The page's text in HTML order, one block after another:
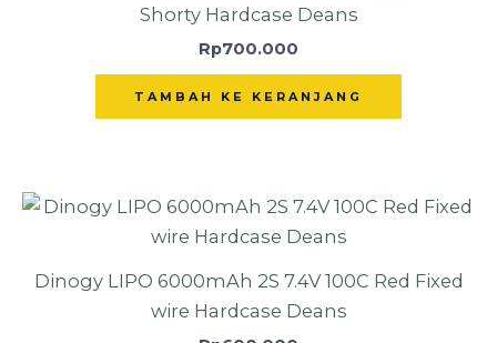
Shorty Hardcase Deans
Rp700.000
TAMBAH KE KERANJANG
Dinogy LIPO 6000mAh 2S 7.4V 100C Red Fixed
wire Hardcase Deans